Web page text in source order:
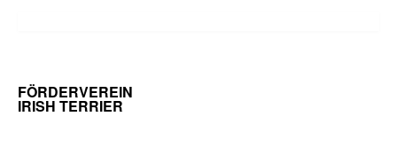
FÖRDERVEREIN
IRISH TERRIER